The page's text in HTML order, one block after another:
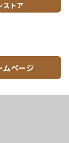
ストア
ページ